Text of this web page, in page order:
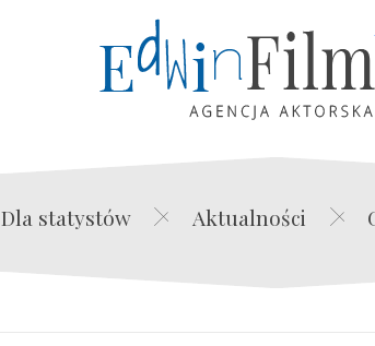
Dla statystów Aktualności